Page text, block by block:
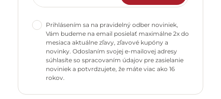
Prihlásením sa na pravidelný odber noviniek,
Vám budeme na email posielať maximálne 2x do
mesiaca aktuálne zľavy, zľavové kupóny a
novinky. Odoslaním svojej e-mailovej adresy
súhlasíte so spracovaním údajov pre zasielanie
noviniek a potvrdzujete, že máte viac ako 16
rokov.